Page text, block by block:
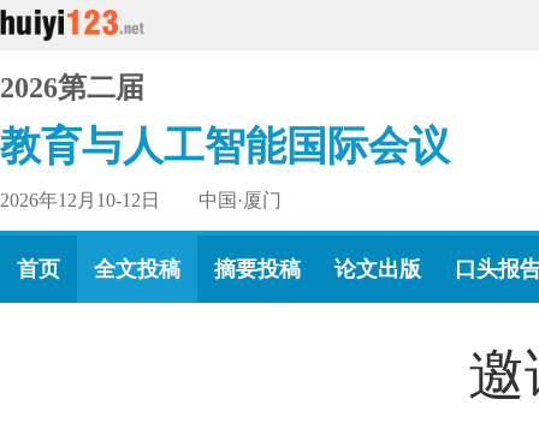
2026第二届
教育与人工智能国际会议
2026年12月10-12日 中国·厦门
首页 全文投稿 摘要投稿 论文出版 口头报
邀